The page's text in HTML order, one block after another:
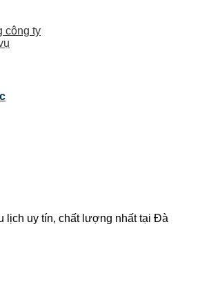
công ty
lịch uy tín, chất lượng nhất tại Đà